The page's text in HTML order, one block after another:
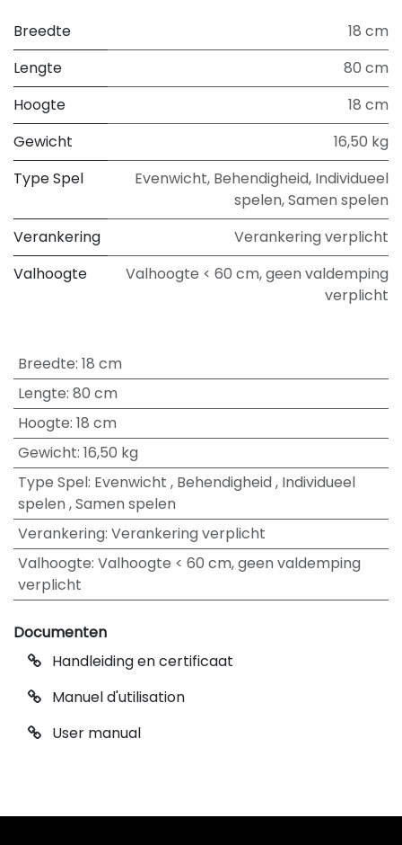
Breedte
18 cm
Lengte
80 cm
Hoogte
18 cm
Gewicht
16,50 kg
Type Spel
Evenwicht, Behendigheid, Individueel
spelen,Samen spelen
Verankering
Verankering verplicht
Valhoogte
Valhoogte < 60 cm, geen valdemping
verplicht
Breedte: 18 cm
Lengte: 80 cm
Hoogte: 18 cm
Gewicht: 16,50 kg
Type Spel: Evenwicht , Behendigheid, Individueel
spelen,Samen spelen
Verankering: Verankering verplicht
Valhoogte: Valhoogte < 60 cm, geen valdemping
verplicht
Documenten
Handleiding en certificaat
Manuel d'utilisation
User manual